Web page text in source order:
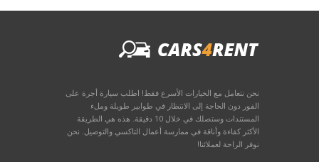
نحن نتعامل مع الخيارات الأسرع فقط! اطلب سيارة أجرة على
الفور دون الحاجة إلى الانتظار في طوابير طويلة وملء
المستندات وستصلك في خلال 10 دقيقة. هذه هي الطريقة
الأكثر كفاءة وأناقة في ممارسة أعمال التاكسي والتوصيل. نحن
نوفر الراحة لعملائنا!